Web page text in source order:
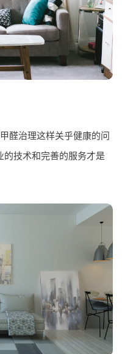
醛治理这样关乎健康的问
技术和完善的服务才是